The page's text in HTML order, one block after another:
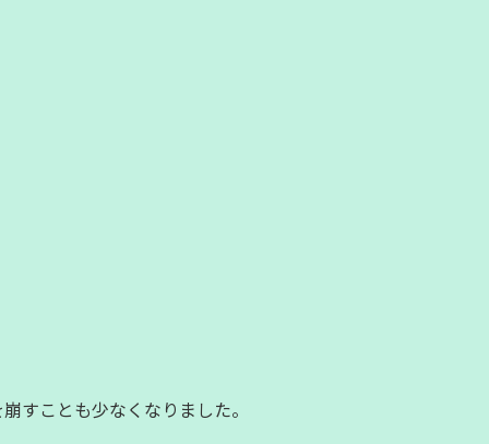
すことも少なくなりました。